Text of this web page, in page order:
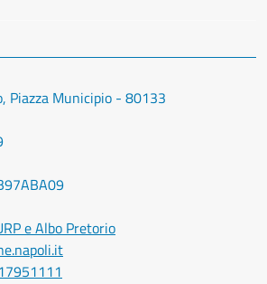
Piazza Municipio - 80133
e Albo Pretorio